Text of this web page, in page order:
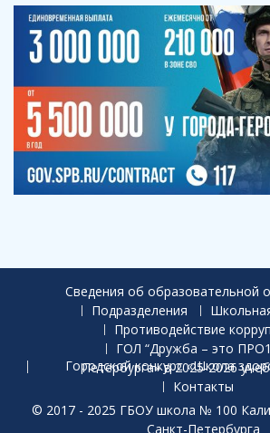
Сведения об образовательной
Подразделения
Противодействие
ГОЛ “Дружба – это
Городской конкурс «Школа здоровья Санкт-Петербурга» в
Контакты
© 2017 - 2025 ГБОУ школа № 100
Санкт-Петербурга